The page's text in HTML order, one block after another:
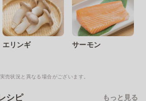
エリンギ サーモン
売状況と異なる場合がございます。
シピ もっと見る